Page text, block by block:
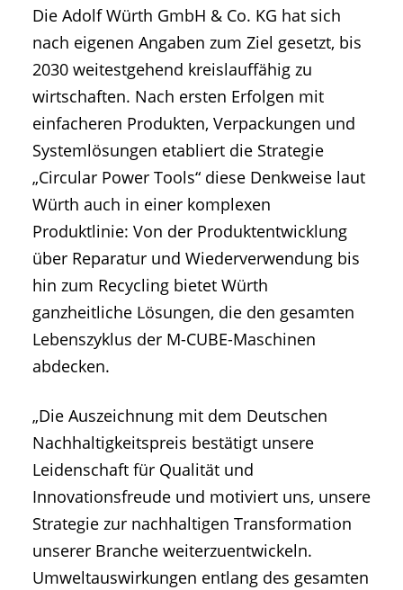
Die Adolf Würth GmbH & Co. KG hat sich
nach eigenen Angaben zum Ziel gesetzt, bis
2030 weitestgehend kreislauffähig zu
wirtschaften. Nach ersten Erfolgen mit
einfacheren Produkten, Verpackungen und
Systemlösungen etabliert die Strategie
„Circular Power Tools“ diese Denkweise laut
Würth auch in einer komplexen
Produktlinie: Von der Produktentwicklung
über Reparatur und Wiederverwendung bis
hin zum Recycling bietet Würth
ganzheitliche Lösungen, die den gesamten
Lebenszyklus der M-CUBE-Maschinen
abdecken.
„Die Auszeichnung mit dem Deutschen
Nachhaltigkeitspreis bestätigt unsere
Leidenschaft für Qualität und
Innovationsfreude und motiviert uns, unsere
Strategie zur nachhaltigen Transformation
unserer Branche weiterzuentwickeln.
Umweltauswirkungen entlang des gesamten